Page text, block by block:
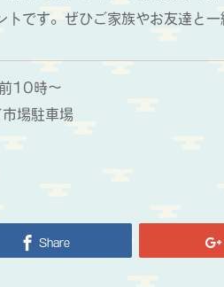
です。ぜひご家族やお友達と一
10時～
場駐車場
Share